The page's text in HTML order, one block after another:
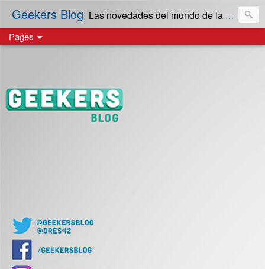
Geekers Blog Las novedades del mundo de la Tecnología y cultura Geek! en Español | Creado en El Salvador
Pages